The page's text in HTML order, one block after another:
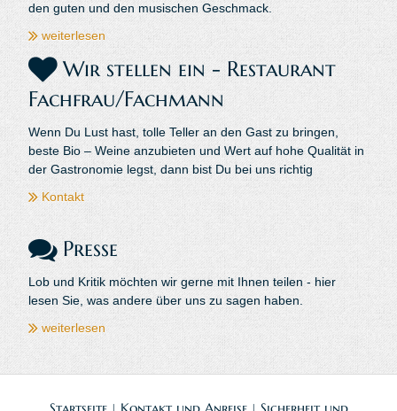
den guten und den musischen Geschmack.
weiterlesen
Wir stellen ein - Restaurant
Fachfrau/Fachmann
Wenn Du Lust hast, tolle Teller an den Gast zu bringen,
beste Bio – Weine anzubieten und Wert auf hohe Qualität in
der Gastronomie legst, dann bist Du bei uns richtig
Kontakt
Presse
Lob und Kritik möchten wir gerne mit Ihnen teilen - hier
lesen Sie, was andere über uns zu sagen haben.
weiterlesen